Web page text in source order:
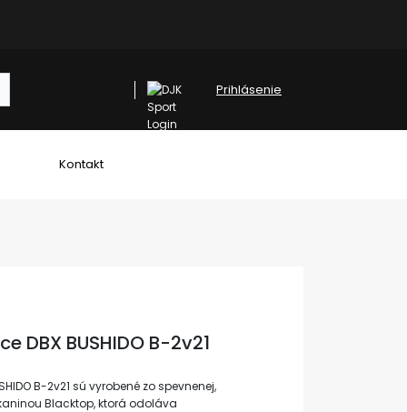
Prihlásenie
Kontakt
DBX BUSHIDO B-2v21
B-2v21 sú vyrobené zo spevnenej,
Blacktop, ktorá odoláva